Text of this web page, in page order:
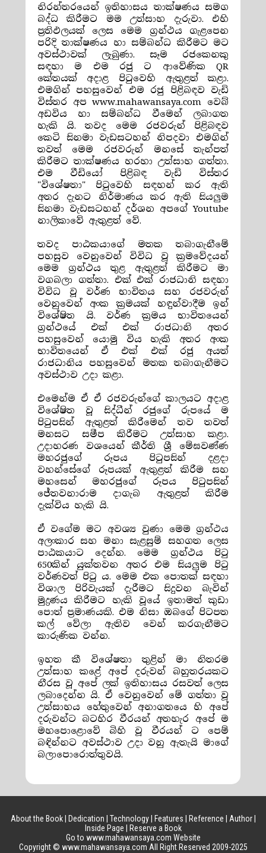
නිරන්තරයෙන් ඉතිහාසය තාක්ෂණය සමග
බද්ධ කිරීමට මම උත්සාහ දැරුවා. එහි
ප්‍රතිඵලයක් ලෙස මෙම ග්‍රන්ථය ගැළපෙන
පරිදි තාක්ෂණය හා සම්බන්ධ කිරීමට මට
අවස්ථාවක් ලැබුණා. සෑම රජකෙනකු
සඳහා ම එම රජු ට ආවේණික QR
කේතයක් අදාළ පිටුවෙහි ඇතුළත් කළා.
එමගින් පහසුවෙන් එම රජු පිළිබඳව වැඩි
විස්තර අපwww.mahawansaya.com වෙබ්
අඩවිය හා සම්බන්ධ වීමෙන් ලබාගත
හැකි යි. තවද මෙම රජවරුන් පිළිබඳව
කෙටි සිනමා වැඩසටහන් නිපදවා එමගින්
තවත් මෙම රජවරුන් මනසේ තැන්පත්
කිරීමට තාක්ෂණය හරහා උත්සාහ ගත්තා.
එම වීඩියෝ පිළිබඳ වැඩි විස්තර
"විශේෂතා" පිටුවෙහි සඳහන් කර ඇති
අතර දැනට නිර්මාණය කර ඇති සියලුම
සිනමා වැඩසටහන් දර්ශන අපගේYoutube
නාලිකාවේ ඇතුළත් වේ.
තවද පාඨකයාගේ මතක තබාගැනීමේ
පහසුව වෙනුවෙන් විවිධ වූ ක්‍රමවේදයන්
මෙම ග්‍රන්ථය තුළ ඇතුළත් කිරීමට මා
වගබලා ගත්තා. එක් එක් රාජධානි සඳහා
විවිධ වූ වර්ණ භාවිතය සහ රජවරුන්
වෙනුවෙන් අංක ක්‍රමයක් හඳුන්වාදීම ඉන්
විශේෂිත යි. වර්ණ ක්‍රමය භාවිතයෙන්
ග්‍රන්ථයේ එක් එක් රාජධානි අතර
පහසුවෙන් යොමු විය හැකි අතර අංක
භාවිතයෙන් ඒ එක් එක් රජු අයත්
රාජධානිය පහසුවෙන් මතක තබාගැනීමට
අවස්ථාව උදා කළා.
එමෙන්ම ඒ ඒ රජවරුන්ගේ කාලයට අදාළ
විශේෂිත වූ සිද්ධීන් රජුගේ රුපයේ ම
පිටුපසින් ඇතුළත් කිරීමෙන් තව තවත්
මනසට සමීප කිරීමට උත්සාහ කළා.
උදාහරණ වශයෙන් කීර්ති ශ්‍රී මේඝවණ්ණ
මහරජුගේ රූපය පිටුපසින් දළදා
වහන්සේගේ රූපයක් ඇතුළත් කිරීම සහ
මහසෙන් මහරජුගේ රූපය පිටුපසින්
ජේතවනාරාම දාගැබ ඇතුළත් කිරීම
දැක්විය හැකි යි.
ඒ වගේම මට අවශ්‍ය වුණා මෙම ග්‍රන්ථය
අලංකාර සහ මනා සැළසුම් සහගත ලෙස
පාඨකයාට දෙන්න. මෙම ග්‍රන්ථය පිටු
650කින් යුක්තවන අතර එම සියලුම පිටු
වර්ණවත් පිටු ය. මෙම එක පොතක් සඳහා
විශාල පිරිවැයක් දැරීමට සිදුවන බැවින්
මුද්‍රණය කිරීමට හැකි වූයේ ඉතාමත් කුඩා
පොත් ප්‍රමාණයකි. එම නිසා ඔබගේ පිටපත
කල් වේලා ඇතිව වෙන් කරගැනීමට
කාරුණික වන්න.
ඉහත කී විශේෂතා තුළින් මා නිතරම
උත්සාහ කළේ අපේ දරුවන් බහුතරයකට
නීරස වූ අපේ ලක් ඉතිහාසය රසවත් ලෙස
ලබාදෙන්න යි. ඒ වෙනුවෙන් මේ ගත්තා වූ
උත්සාහය හේතුවෙන් අනාගතයෙ හි අපේ
දරුවන්ට බටහිර වීරයන් අතහැර අපේ ම
මහපොළොවේ බිහි වූ වීරයන් ට පෙම්
බඳින්නට අවස්ථාව උදා වනු ඇතැයි මාගේ
බලාපොරොත්තුවයි.
About the Book| Dedication Technology| Features Reference Author|
Inside Page
Reserve a Book
Go to www.mahawansaya.com Website
Copyright © www.mahawansaya.com All Right Reserved 2009-2025